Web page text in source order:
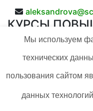
КУРСЫ
Мы используем
технических
пользования сайтом
данных